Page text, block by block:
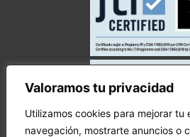
Valoramos tu privacidad
Utilizamos cookies para mejorar tu
navegación, mostrarte anuncios o